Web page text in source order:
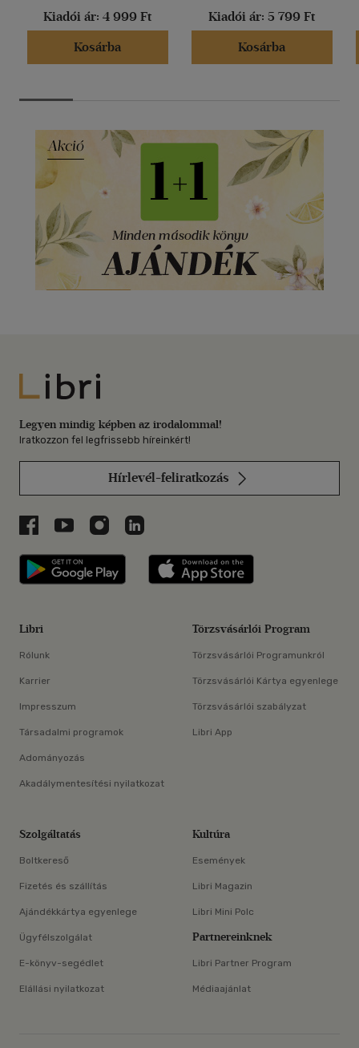
Kiadói ár: 4 999 Ft
Kosárba
Kiadói ár: 5 799 Ft
Kosárba
Libri
Legyen mindig képben az irodalommal!
Iratkozzon fel legfrissebb híreinkért!
Hírlevél-feliratkozás
Libri a Facebookon
Libri a Youtube-on
Libri az Instagramon
Libri a LinkedInen
Libri applikáció Szerezd meg: Google
Libri
Rólunk
Karrier
Impresszum
Társadalmi programok
Adományozás
Akadálymentesítési nyilatkozat
Törzsvásárlói Program
Törzsvásárlói Programunkról
Törzsvásárlói Kártya egyenlege
Törzsvásárlói szabályzat
Libri App
Szolgáltatás
Boltkereső
Fizetés és szállítás
Ajándékkártya egyenlege
Ügyfélszolgálat
E-könyv-segédlet
Elállási nyilatkozat
Kultúra
Események
Libri Magazin
Libri Mini Polc
Partnereinknek
Libri Partner Program
Médiaajánlat